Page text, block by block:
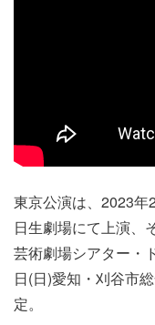
東京公演は、2023年
日生劇場にて上演、
芸術劇場シアター・
日(日)愛知・刈谷市
定。